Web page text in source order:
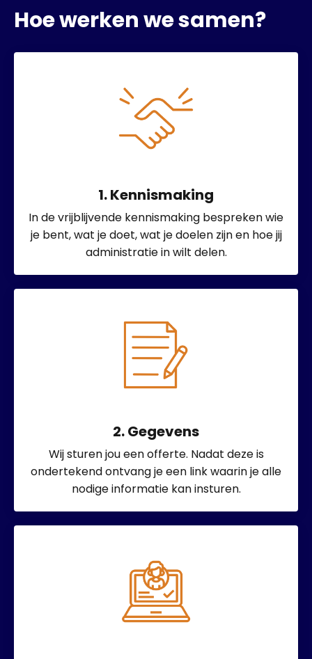
Hoe werken we samen?
1. Kennismaking
In de vrijblijvende kennismaking bespreken wie
je bent, wat je doet, wat je doelen zijn en hoe jij
administratie in wilt delen.
2. Gegevens
Wij sturen jou een offerte. Nadat deze is
ondertekend ontvang je een link waarin je alle
nodige informatie kan insturen.